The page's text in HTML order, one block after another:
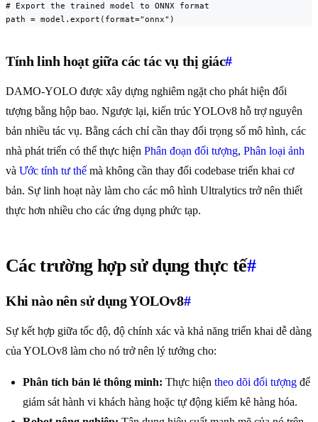
# Export the trained model to ONNX format
path = model.export(format="onnx")
Tính linh hoạt giữa các tác vụ thị giác#
DAMO-YOLO được xây dựng nghiêm ngặt cho phát hiện đối
tượng bằng hộp bao. Ngược lại, kiến trúc YOLOv8 hỗ trợ nguyên
bản nhiều tác vụ. Bằng cách chỉ cần thay đổi trọng số mô hình, các
nhà phát triển có thể thực hiện Phân đoạn đối tượng, Phân loại ảnh
và Ước tính tư thế mà không cần thay đổi codebase triển khai cơ
bản. Sự linh hoạt này làm cho các mô hình Ultralytics trở nên thiết
thực hơn nhiều cho các ứng dụng phức tạp.
Các trường hợp sử dụng thực tế#
Khi nào nên sử dụng YOLOv8#
Sự kết hợp giữa tốc độ, độ chính xác và khả năng triển khai dễ dàng
của YOLOv8 làm cho nó trở nên lý tưởng cho:
Phân tích bán lẻ thông minh: Thực hiện theo dõi đối tượng để
giám sát hành vi khách hàng hoặc tự động kiểm kê hàng hóa.